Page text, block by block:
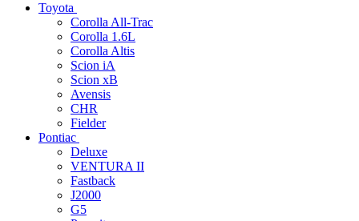
Toyota
Corolla All-Trac
Corolla 1.6L
Corolla Altis
Scion iA
Scion xB
Avensis
CHR
Fielder
Pontiac
Deluxe
VENTURA II
Fastback
J2000
G5